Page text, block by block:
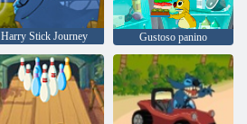
Harry Stick Journey Gustoso panino